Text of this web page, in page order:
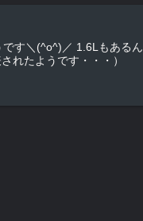
1.6Lもあるん
表されたようです・・・）